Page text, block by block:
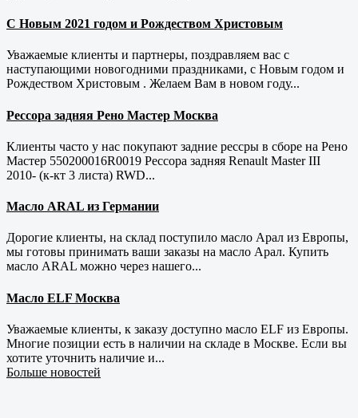
С Новым 2021 годом и Рождеством Христовым
Уважаемые клиенты и партнеры, поздравляем вас с
наступающими новогодними праздниками, с Новым годом и
Рождеством Христовым . Желаем Вам в новом году...
Рессора задняя Рено Мастер Москва
Клиенты часто у нас покупают задние рессры в сборе на Рено
Мастер 550200016R0019 Рессора задняя Renault Master III
2010- (к-кт 3 листа) RWD...
Масло ARAL из Германии
Дорогие клиенты, на склад поступило масло Арал из Европы,
мы готовы принимать ваши заказы на масло Арал. Купить
масло ARAL можно через нашего...
Масло ELF Москва
Уважаемые клиенты, к заказу доступно масло ELF из Европы.
Многие позиции есть в наличии на складе в Москве. Если вы
хотите уточнить наличие и...
Больше новостей